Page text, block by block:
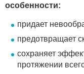
особенности:
придает
предотвращает
сохраняет
протяжении